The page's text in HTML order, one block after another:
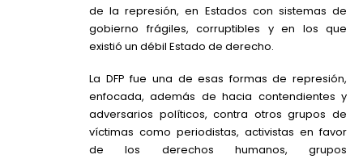
de la represión, en Estados con sistemas de
gobierno frágiles, corruptibles y en los que
existió un débil Estado de derecho.
La DFP fue una de esas formas de represión,
enfocada, además de hacia contendientes y
adversarios políticos, contra otros grupos de
víctimas como periodistas, activistas en favor
de los derechos humanos, grupos